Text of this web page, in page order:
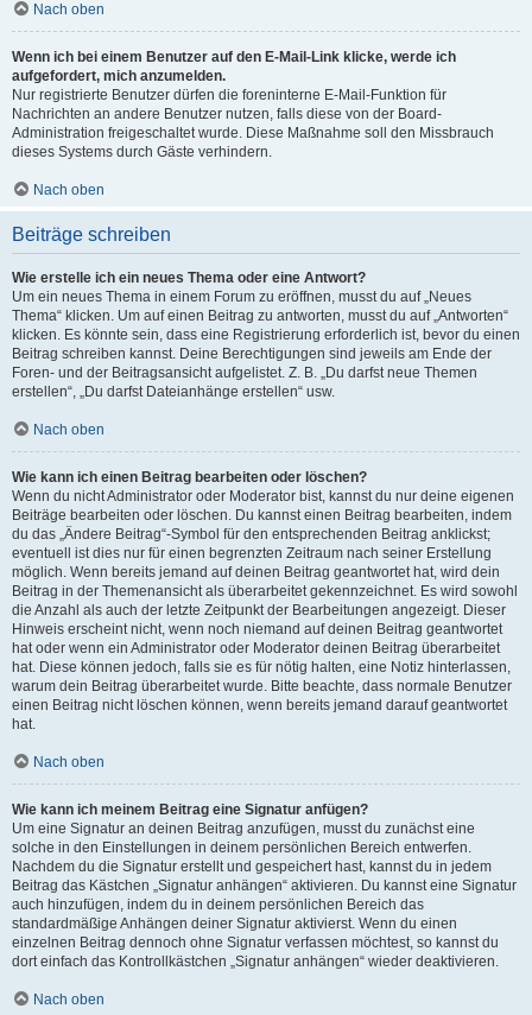
Nach oben
Wenn ich bei einem Benutzer auf den E-Mail-Link klicke, werde ich
aufgefordert, mich anzumelden.
Nur registrierte Benutzer dürfen die foreninterne E-Mail-Funktion für
Nachrichten an andere Benutzer nutzen, falls diese von der Board-
Administration freigeschaltet wurde. Diese Maßnahme soll den Missbrauch
dieses Systems durch Gäste verhindern.
Nach oben
Beiträge schreiben
Wie erstelle ich ein neues Thema oder eine Antwort?
Um ein neues Thema in einem Forum zu eröffnen, musst du auf „Neues
Thema“ klicken. Um auf einen Beitrag zu antworten, musst du auf „Antworten“
klicken. Es könnte sein, dass eine Registrierung erforderlich ist, bevor du einen
Beitrag schreiben kannst. Deine Berechtigungen sind jeweils am Ende der
Foren- und der Beitragsansicht aufgelistet. Z. B. „Du darfst neue Themen
erstellen“, „Du darfst Dateianhänge erstellen“ usw.
Nach oben
Wie kann ich einen Beitrag bearbeiten oder löschen?
Wenn du nicht Administrator oder Moderator bist, kannst du nur deine eigenen
Beiträge bearbeiten oder löschen. Du kannst einen Beitrag bearbeiten, indem
du das „Ändere Beitrag“-Symbol für den entsprechenden Beitrag anklickst;
eventuell ist dies nur für einen begrenzten Zeitraum nach seiner Erstellung
möglich. Wenn bereits jemand auf deinen Beitrag geantwortet hat, wird dein
Beitrag in der Themenansicht als überarbeitet gekennzeichnet. Es wird sowohl
die Anzahl als auch der letzte Zeitpunkt der Bearbeitungen angezeigt. Dieser
Hinweis erscheint nicht, wenn noch niemand auf deinen Beitrag geantwortet
hat oder wenn ein Administrator oder Moderator deinen Beitrag überarbeitet
hat. Diese können jedoch, falls sie es für nötig halten, eine Notiz hinterlassen,
warum dein Beitrag überarbeitet wurde. Bitte beachte, dass normale Benutzer
einen Beitrag nicht löschen können, wenn bereits jemand darauf geantwortet
hat.
Nach oben
Wie kann ich meinem Beitrag eine Signatur anfügen?
Um eine Signatur an deinen Beitrag anzufügen, musst du zunächst eine
solche in den Einstellungen in deinem persönlichen Bereich entwerfen.
Nachdem du die Signatur erstellt und gespeichert hast, kannst du in jedem
Beitrag das Kästchen „Signatur anhängen“ aktivieren. Du kannst eine Signatur
auch hinzufügen, indem du in deinem persönlichen Bereich das
standardmäßige Anhängen deiner Signatur aktivierst. Wenn du einen
einzelnen Beitrag dennoch ohne Signatur verfassen möchtest, so kannst du
dort einfach das Kontrollkästchen „Signatur anhängen“ wieder deaktivieren.
Nach oben